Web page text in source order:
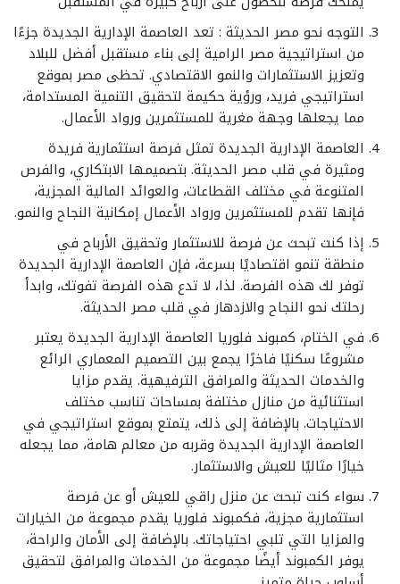
التوجه نحو مصر الحديثة : تعد العاصمة الإدارية الجديدة جزءًا
من استراتيجية مصر الرامية إلى بناء مستقبل أفضل للبلاد
وتعزيز الاستثمارات والنمو الاقتصادي. تحظى مصر بموقع
استراتيجي فريد، ورؤية حكيمة لتحقيق التنمية المستدامة،
مما يجعلها وجهة مغرية للمستثمرين ورواد الأعمال.
العاصمة الإدارية الجديدة تمثل فرصة استثمارية فريدة
ومثيرة في قلب مصر الحديثة. بتصميمها الابتكاري، والفرص
المتنوعة في مختلف القطاعات، والعوائد المالية المجزية،
فإنها تقدم للمستثمرين ورواد الأعمال إمكانية النجاح والنمو.
إذا كنت تبحث عن فرصة للاستثمار وتحقيق الأرباح في
منطقة تنمو اقتصاديًا بسرعة، فإن العاصمة الإدارية الجديدة
توفر لك هذه الفرصة. لذا، لا تدع هذه الفرصة تفوتك، وابدأ
رحلتك نحو النجاح والازدهار في قلب مصر الحديثة.
في الختام، كمبوند فلوريا العاصمة الإدارية الجديدة يعتبر
مشروعًا سكنيًا فاخرًا يجمع بين التصميم المعماري الرائع
والخدمات الحديثة والمرافق الترفيهية. يقدم مزايا
استثنائية من منازل مختلفة بمساحات تناسب مختلف
الاحتياجات. بالإضافة إلى ذلك، يتمتع بموقع استراتيجي في
العاصمة الإدارية الجديدة وقربه من معالم هامة، مما يجعله
خيارًا مثاليًا للعيش والاستثمار.
سواء كنت تبحث عن منزل راقي للعيش أو عن فرصة
استثمارية مجزية، فكمبوند فلوريا يقدم مجموعة من الخيارات
والمزايا التي تلبي احتياجاتك. بالإضافة إلى الأمان والراحة،
يوفر الكمبوند أيضًا مجموعة من الخدمات والمرافق لتحقيق